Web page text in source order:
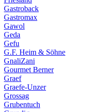
Gastroback
Gastromax
Gawol
Geda
Gefu
G.F. Heim & Söhne
GnaliZani
Gourmet Berner
Graef
Graefe-Unzer
Grossag
Grubentuch